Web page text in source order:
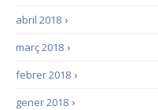
›
abril 2018
›
març 2018
›
febrer 2018
›
gener 2018